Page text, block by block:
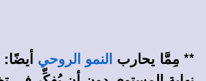
** مِمَّا يحارب النمو الروحي